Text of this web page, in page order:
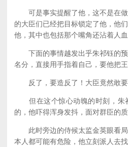
可是事实提醒了他，这不是在做
的大臣们已经把目标锁定了他，他
他，其中也包括那个嘴角还沾着人血
下面的事情越发出乎朱祁钰的预
名分，直接用手指着自己，要他把
反了，要造反了！大臣竟然敢要
但在这个惊心动魄的时刻，朱
的，他吓得浑身发抖，面对群臣的
此时旁边的侍候太监金英眼看局
本人都可能有危险，他立刻派人去找